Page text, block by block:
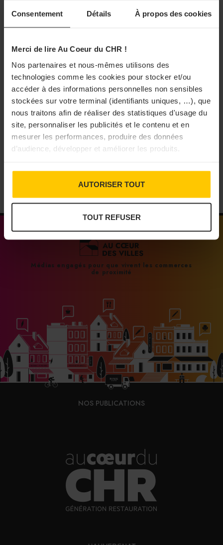
Consentement Détails À propos des cookies
Merci de lire Au Coeur du CHR !
Nos partenaires et nous-mêmes utilisons des
technologies comme les cookies pour stocker et/ou
accéder à des informations personnelles non sensibles
stockées sur votre terminal (identifiants uniques, …), que
nous traitons afin de réaliser des statistiques d'usage du
site, personnaliser les publicités et le contenu et en
mesurer les performances, produire des données
d’audience, développer et améliorer les produits.
AUTORISER TOUT
TOUT REFUSER
L’ensemble des réponses, récoltées de manière anonyme,
viendront nourrir les propositions que
l’élection présidentielle.
Les résultats de l’enquête seront présentés le 14
septembre, à l’occasion de la rentrée politique du GHR.
Les propositions politiques qui en découleront seront
quant à elles dévoilées lors du congrès annuel, en
novembre.
Au cœur du CHR en pause pendant l’été
L'équipe d'Au cœur du CHR se met en pause pendant
deux semaines et vous donne rendez-vous le 17 août
2026 pour de nouvelles actualités.
31/07/2026
Médias engagés pour que vivent les commerces
de proximité
NOS PUBLICATIONS